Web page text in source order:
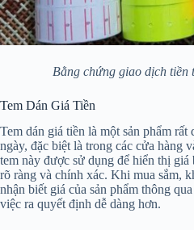
Bằng chứng giao dịch tiền
Tem Dán Giá Tiền
Tem dán giá tiền là một sản phẩm
ngày, đặc biệt là trong các cửa hàng
tem này được sử dụng để hiển thị giá
rõ ràng và chính xác. Khi mua sắm,
nhận biết giá của sản phẩm thông
việc ra quyết định dễ dàng hơn.